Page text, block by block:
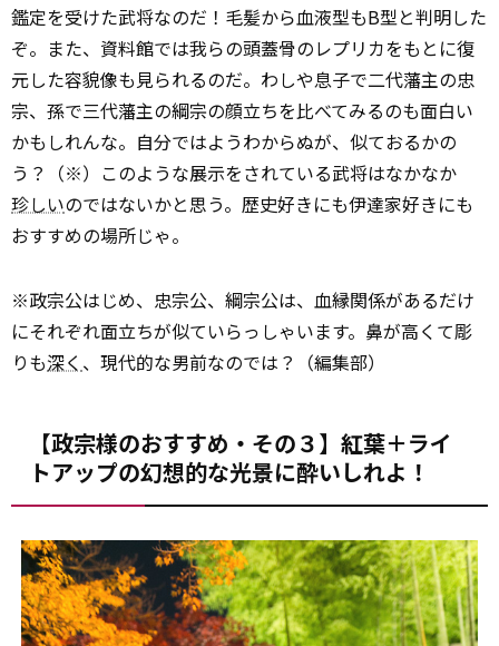
鑑定を受けた武将なのだ！毛髪から血液型もB型と判明した
ぞ。また、資料館では我らの頭蓋骨のレプリカをもとに復
元した容貌像も見られるのだ。わしや息子で二代藩主の忠
宗、孫で三代藩主の綱宗の顔立ちを比べてみるのも面白い
かもしれんな。自分ではようわからぬが、似ておるかの
う？（※）このような展示をされている武将はなかなか
珍しいのではないかと思う。歴史好きにも伊達家好きにも
おすすめの場所じゃ。
※政宗公はじめ、忠宗公、綱宗公は、血縁関係があるだけ
にそれぞれ面立ちが似ていらっしゃいます。鼻が高くて彫
りも深く 、現代的な男前なのでは？（編集部）
【政宗様のおすすめ・その３】紅葉＋ライ
トアップの幻想的な光景に酔いしれよ！